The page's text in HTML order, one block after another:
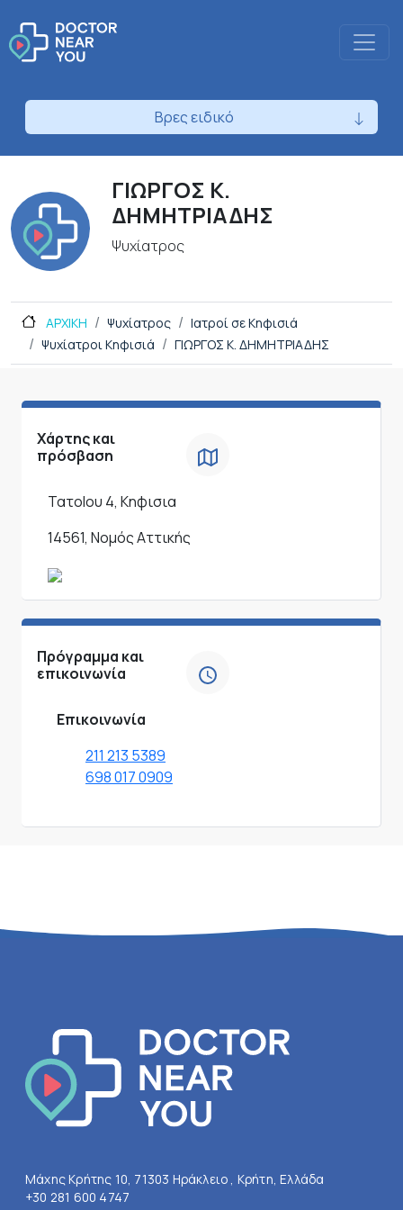
Βρες ειδικό
ΓΙΩΡΓΟΣ Κ.
ΔΗΜΗΤΡΙΑΔΗΣ
Ψυχίατρος
ΑΡΧΙΚΗ Ψυχίατρος
Ιατροί σε Κηφισιά
Ψυχίατροι Κηφισιά
ΓΙΩΡΓΟΣ Κ. ΔΗΜΗΤΡΙΑΔΗΣ
Χάρτης και
πρόσβαση
ΤατοΙου 4, Κηφισια
14561, Νομός Αττικής
Πρόγραμμα και
επικοινωνία
Επικοινωνία
211 213 5389
698 017 0909
Μάχης Κρήτης 10, 71303 Ηράκλειο , Κρήτη, Ελλάδα
+30 281 600 4747